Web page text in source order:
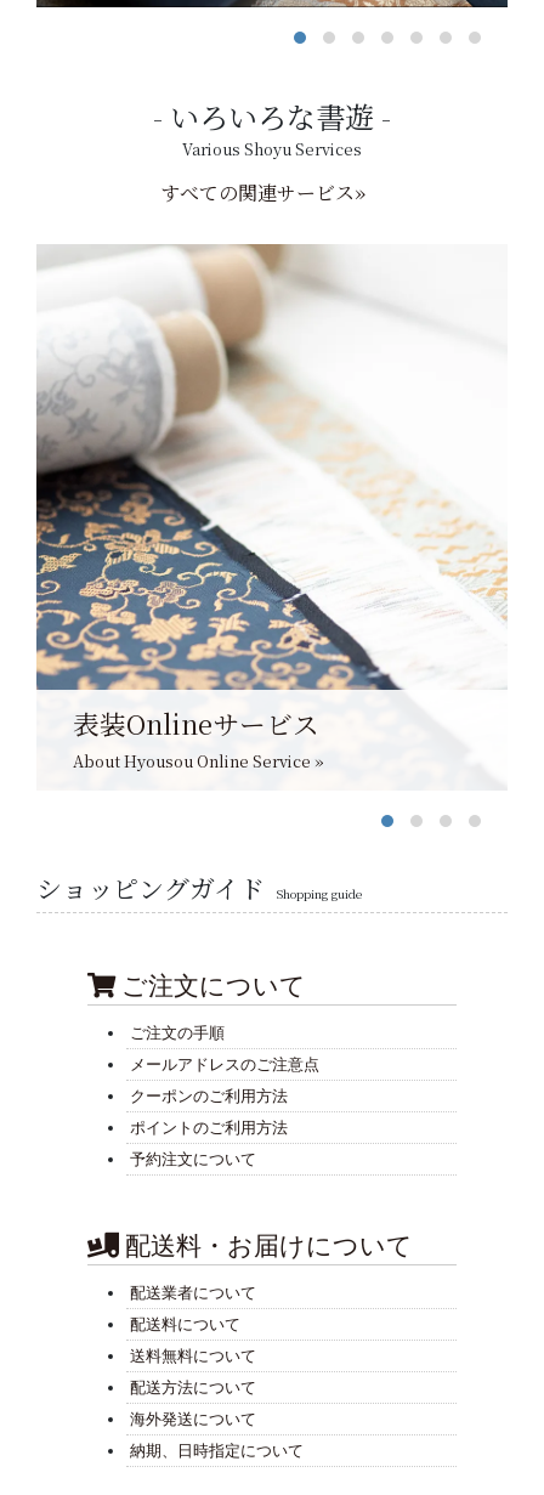
いろいろな書遊
Various Shoyu Services
すべての関連サービス»
表装Onlineサービス
About Hyousou Online Service »
ショッピングガイド Shopping guide
ご注文について
ご注文の手順
メールアドレスのご注意点
クーポンのご利用方法
ポイントのご利用方法
予約注文について
配送料・お届けについて
配送業者について
配送料について
送料無料について
配送方法について
海外発送について
納期、日時指定について